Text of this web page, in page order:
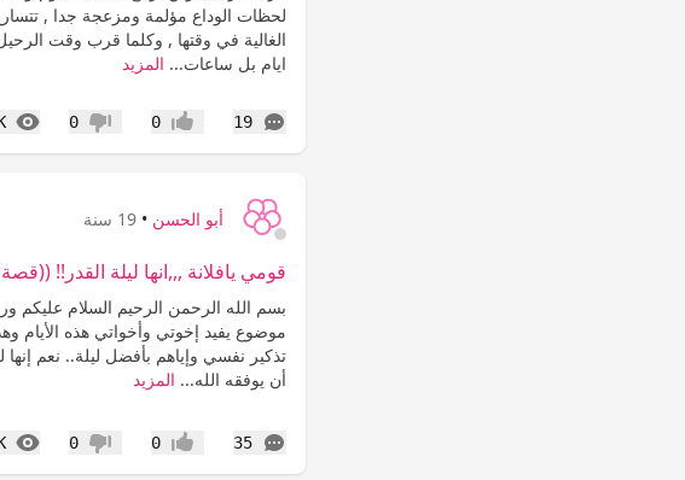
لحظات الوداع مؤلمة ومزعجة جدا ,
الغالية في وقتها , وكلما قرب وقت
ايام بل ساعات... المزيد
19
التعليقات إعجاب0 عدم إعجاب
0
أبو الحسن • 19 سنة
قومي يافلانة ,,,انها ليلة القدر!!
بسم الله الرحمن الرحيم السلام عليكم
موضوع يفيد إخوتي وأخواتي هذه الأيام
تذكير نفسي وإياهم بأفضل ليلة.. نعم
أن يوفقه الله... المزيد
35
التعليقات إعجاب0 عدم إعجاب
0